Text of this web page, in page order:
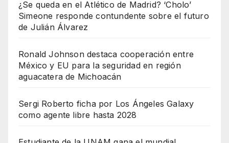
¿Se queda en el Atlético de Madrid? ‘Cholo’
Simeone responde contundente sobre el futuro
de Julián Álvarez
Ronald Johnson destaca cooperación entre
México y EU para la seguridad en región
aguacatera de Michoacán
Sergi Roberto ficha por Los Ángeles Galaxy
como agente libre hasta 2028